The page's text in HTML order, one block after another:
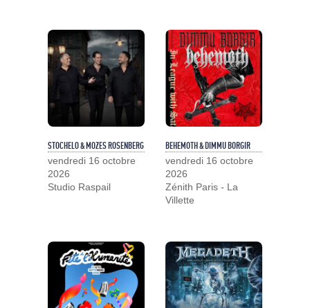
STOCHELO & MOZES ROSENBERG
vendredi 16 octobre
2026
Studio Raspail
BEHEMOTH & DIMMU BORGIR
vendredi 16 octobre
2026
Zénith Paris - La
Villette